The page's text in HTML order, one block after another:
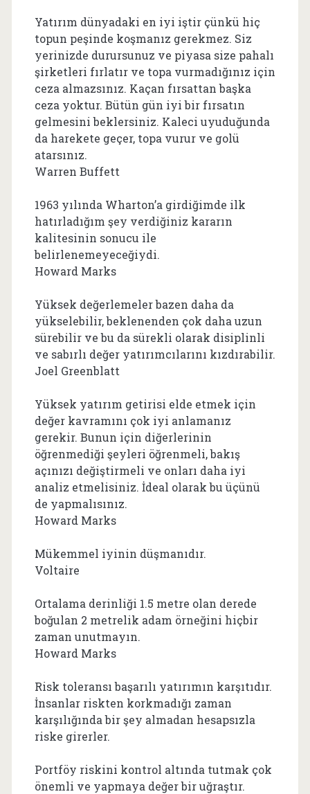
Yatırım dünyadaki en iyi iştir çünkü hiç
topun peşinde koşmanız gerekmez. Siz
yerinizde durursunuz ve piyasa size pahalı
şirketleri fırlatır ve topa vurmadığınız için
ceza almazsınız. Kaçan fırsattan başka
ceza yoktur. Bütün gün iyi bir fırsatın
gelmesini beklersiniz. Kaleci uyuduğunda
da harekete geçer, topa vurur ve golü
atarsınız.
Warren Buffett
1963 yılında Wharton’a girdiğimde ilk
hatırladığım şey verdiğiniz kararın
kalitesinin sonucu ile
belirlenemeyeceğiydi.
Howard Marks
Yüksek değerlemeler bazen daha da
yükselebilir, beklenenden çok daha uzun
sürebilir ve bu da sürekli olarak disiplinli
ve sabırlı değer yatırımcılarını kızdırabilir.
Joel Greenblatt
Yüksek yatırım getirisi elde etmek için
değer kavramını çok iyi anlamanız
gerekir. Bunun için diğerlerinin
öğrenmediği şeyleri öğrenmeli, bakış
açınızı değiştirmeli ve onları daha iyi
analiz etmelisiniz. İdeal olarak bu üçünü
de yapmalısınız.
Howard Marks
Mükemmel iyinin düşmanıdır.
Voltaire
Ortalama derinliği 1.5 metre olan derede
boğulan 2 metrelik adam örneğini hiçbir
zaman unutmayın.
Howard Marks
Risk toleransı başarılı yatırımın karşıtıdır.
İnsanlar riskten korkmadığı zaman
karşılığında bir şey almadan hesapsızla
riske girerler.
Portföy riskini kontrol altında tutmak çok
önemli ve yapmaya değer bir uğraştır.